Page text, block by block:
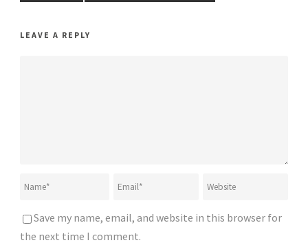
LEAVE A REPLY
Save my name, email, and website in this browser for
the next time I comment.